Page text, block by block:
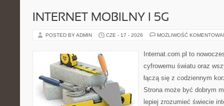
INTERNET MOBILNY I 5G
POSTED BY ADMIN CZE - 17 - 2026 MOŻLIWOŚĆ
Internat.com.pl to
cyfrowemu światu oraz
łączą się z codziennym
Strona może być dobrym
lepiej zrozumieć świecie